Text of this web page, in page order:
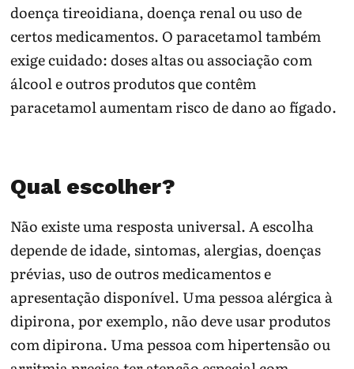
doença tireoidiana, doença renal ou uso de
certos medicamentos. O paracetamol também
exige cuidado: doses altas ou associação com
álcool e outros produtos que contêm
paracetamol aumentam risco de dano ao fígado.
Qual escolher?
Não existe uma resposta universal. A escolha
depende de idade, sintomas, alergias, doenças
prévias, uso de outros medicamentos e
apresentação disponível. Uma pessoa alérgica à
dipirona, por exemplo, não deve usar produtos
com dipirona. Uma pessoa com hipertensão ou